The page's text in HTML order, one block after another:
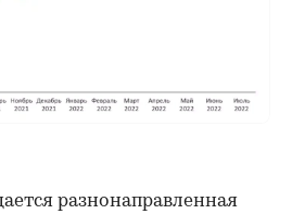
разнонаправленная